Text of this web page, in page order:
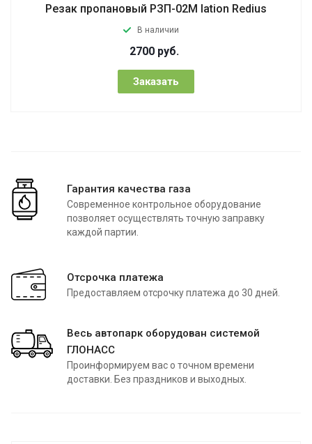
Резак пропановый РЗП-02М lation Redius
В наличии
2700 руб.
Заказать
Гарантия качества газа
Современное контрольное оборудование
позволяет осуществлять точную заправку
каждой партии.
Отсрочка платежа
Предоставляем отсрочку платежа до 30 дней.
Весь автопарк оборудован системой
ГЛОНАСС
Проинформируем вас о точном времени
доставки. Без праздников и выходных.